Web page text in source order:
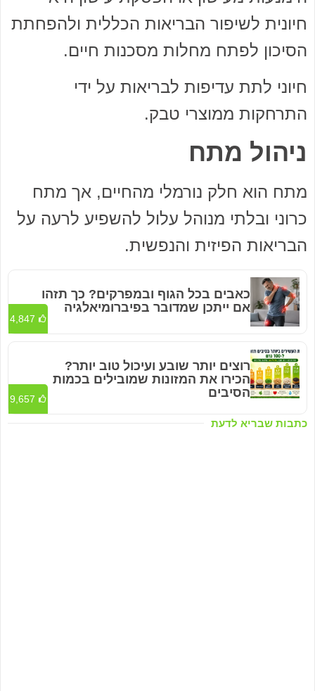
חיונית לשיפור הבריאות הכללית ולהפחתת
הסיכון לפתח מחלות מסכנות חיים.
חיוני לתת עדיפות לבריאות על ידי
התרחקות ממוצרי טבק.
ניהול מתח
מתח הוא חלק נורמלי מהחיים, אך מתח
כרוני ובלתי מנוהל עלול להשפיע לרעה על
הבריאות הפיזית והנפשית.
כתבות שבריא לדעת
כאבים בכל הגוף ובמפרקים? כך תזהו
אם ייתכן שמדובר בפיברומיאלגיה
4,847
רוצים יותר שובע ועיכול טוב יותר?
הכירו את המזונות שמובילים בכמות
הסיבים
9,657